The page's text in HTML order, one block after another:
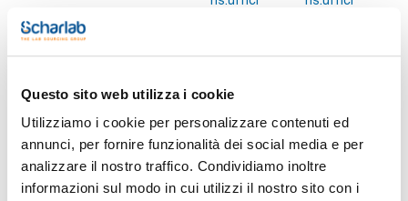
Questo sito web utilizza i cookie
Utilizziamo i cookie per personalizzare contenuti ed
annunci, per fornire funzionalità dei social media e per
analizzare il nostro traffico. Condividiamo inoltre
informazioni sul modo in cui utilizzi il nostro sito con i
Caratteristiche
Capacità (ml) : 180
Lunghezza gambo (mm) : 57
Fori (mm) : 2,0
Conf. (unità) : 1
Vedi di più